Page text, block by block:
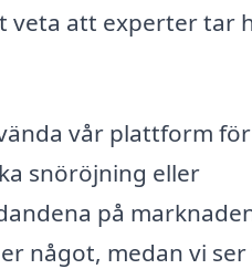
veta att experter tar
vår plattform
snöröjning eller
på
något, medan vi